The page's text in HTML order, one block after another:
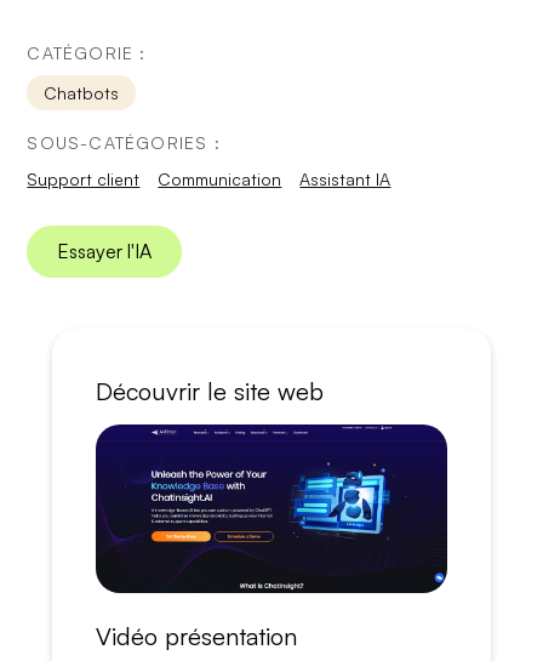
CATÉGORIE :
Chatbots
SOUS-CATÉGORIES :
Support client
Communication Assistant IA
Essayer l'IA
Découvrir le site web
Vidéo présentation